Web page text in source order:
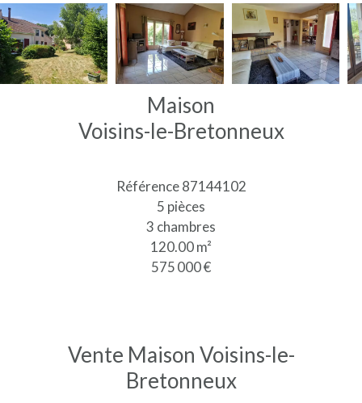
Maison
Voisins-le-Bretonneux
Référence87144102
5 pièces
3 chambres
120.00m²
575 000 €
Vente Maison Voisins-le-
Bretonneux